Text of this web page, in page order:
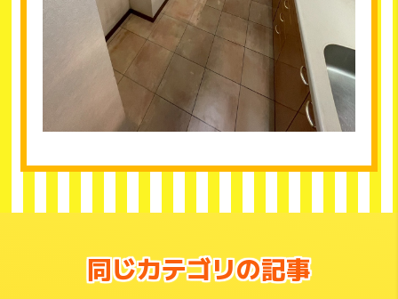
同じカテゴリの記事